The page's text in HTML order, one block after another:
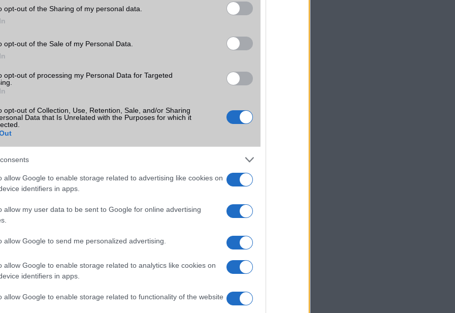
opt-out of the Sharing of my personal data.
opt-out of the Sale of my Personal Data.
opt-out of processing my Personal Data for Targeted
opt-out of Collection, Use, Retention, Sale, and/or Sharing
Data that Is Unrelated with the Purposes for which it
allow Google to enable storage related to advertising like cookies on
identifiers in apps.
allow my user data to be sent to Google for online advertising
allow Google to send me personalized advertising.
allow Google to enable storage related to analytics like cookies on
identifiers in apps.
allow Google to enable storage related to functionality of the website
több termékből áll, köztük:
a prémium kivitelhez képest, és a termékek elérhetők például
is megvásárolhatók.
hogy lehet újat mutatni egy olyan piacon, ahol sok kiegészítő már
tűnik. Az Apple múltját idéző dizájn nemcsak a nosztalgiára épít, hanem
technológiai fejlődés előtt.
különösen azok számára lehetnek vonzóak, akik szeretik az Apple
csak valami igazán egyedi darabra vágynak a mindennapi
linkek: